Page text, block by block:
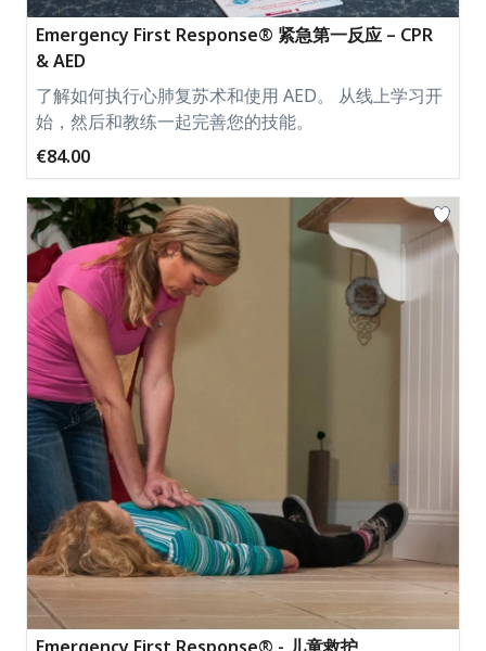
Emergency First Response® 紧急第一反应 – CPR
& AED
了解如何执行心肺复苏术和使用 AED。 从线上学习开
始，然后和教练一起完善您的技能。
€84.00